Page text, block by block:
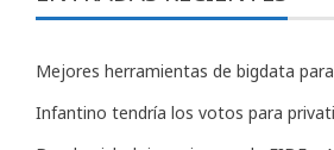
Mejores herramientas de bigdata
Infantino tendría los votos para